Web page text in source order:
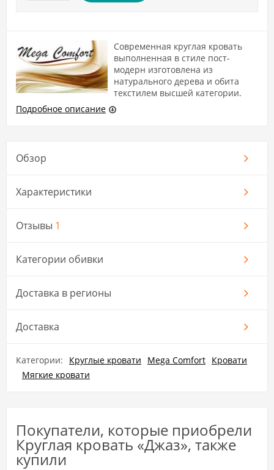
Современная круглая кровать
выполненная в стиле пост-
модерн изготовлена из
натурального дерева и обита
текстилем высшей категории.
Подробное описание
Обзор
Характеристики
Отзывы 1
Категории обивки
Доставка в регионы
Доставка
Категории: Круглые кровати Mega Comfort Кровати
Мягкие кровати
Покупатели, которые приобрели
Круглая кровать «Джаз», также
купили